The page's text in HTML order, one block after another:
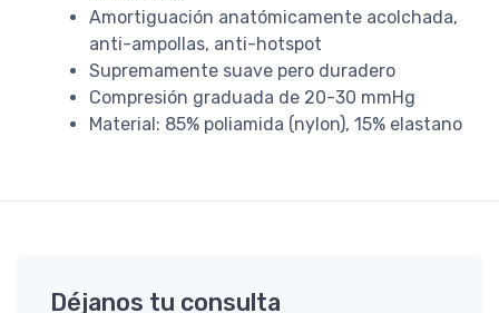
Amortiguación anatómicamente acolchada,
anti-ampollas, anti-hotspot
Supremamente suave pero duradero
Compresión graduada de 20-30 mmHg
Material: 85% poliamida (nylon), 15% elastano
Déjanos tu consulta